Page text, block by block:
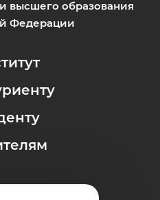
высшего образования
Федерации
граждан